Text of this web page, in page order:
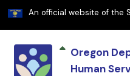
An official website of the
Oregon
Human